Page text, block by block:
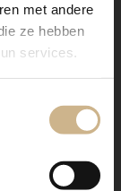
met andere
ze hebben
services.